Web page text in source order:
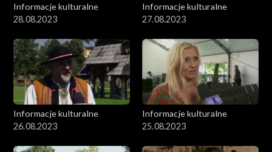
Informacje kulturalne
28.08.2023
Informacje kulturalne
27.08.2023
Informacje kulturalne
26.08.2023
Informacje kulturalne
25.08.2023